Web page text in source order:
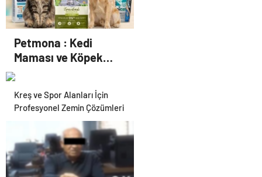
Petmona : Kedi
Maması ve Köpek
Maması İle Tüm Evcil
Hayvan Ürünleri
Kreş ve Spor Alanları İçin
Profesyonel Zemin Çözümleri